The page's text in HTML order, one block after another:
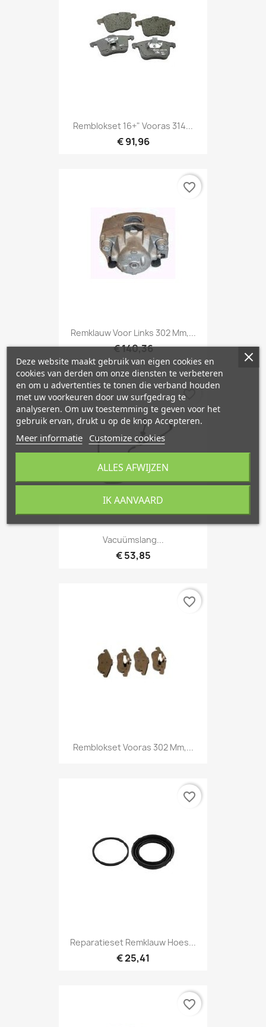
Remblokset 16+" Vooras 314...
€ 91,96
Remklauw Voor Links 302 Mm,...
€ 140,36
favorite_border
Vacuümslang...
€ 53,85
favorite_border
Remblokset Vooras 302 Mm,...
favorite_border
Reparatieset Remklauw Hoes...
€ 25,41
favorite_border
favorite_border
Deze website maakt gebruik van eigen cookies en
cookies van derden om onze diensten te verbeteren
en om u advertenties te tonen die verband houden
met uw voorkeuren door uw surfgedrag te
analyseren. Om uw toestemming te geven voor het
gebruik ervan, drukt u op de knop Accepteren.
Meer informatie Customize cookies
ALLES AFWIJZEN
IK AANVAARD